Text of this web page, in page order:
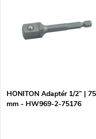
p
Abecedně
s
p
HONITON Adaptér 1/2” | 75
mm - HW969-2-75176